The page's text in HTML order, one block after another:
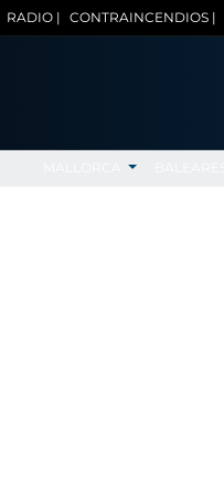
RADIO | CONTRAINCENDIOS |